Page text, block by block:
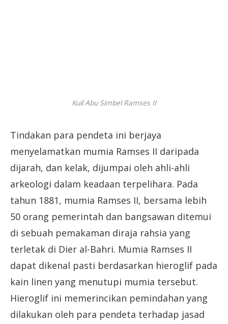
Kuil Abu Simbel Ramses II
Tindakan para pendeta ini berjaya
menyelamatkan mumia Ramses II daripada
dijarah, dan kelak, dijumpai oleh ahli-ahli
arkeologi dalam keadaan terpelihara. Pada
tahun 1881, mumia Ramses II, bersama lebih
50 orang pemerintah dan bangsawan ditemui
di sebuah pemakaman diraja rahsia yang
terletak di Dier al-Bahri. Mumia Ramses II
dapat dikenal pasti berdasarkan hieroglif pada
kain linen yang menutupi mumia tersebut.
Hieroglif ini memerincikan pemindahan yang
dilakukan oleh para pendeta terhadap jasad